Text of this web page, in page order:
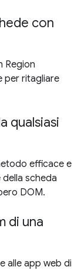
con
Region
per ritagliare
qualsiasi
efficace e
scheda
DOM.
di una
alle app web di